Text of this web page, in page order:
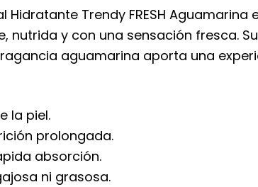
Hidratante Trendy FRESH
nutrida y con una sensación fresca.
aguamarina aporta una
la piel.
prolongada.
absorción.
ni grasosa.